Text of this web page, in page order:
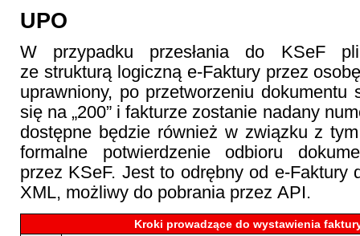
UPO
W przypadku przesłania do KSeF
ze strukturą logiczną e-Faktury przez
uprawniony, po przetworzeniu dokumentu
się na „200” i fakturze zostanie nadany
dostępne będzie również w związku z
formalne potwierdzenie odbioru
przez KSeF. Jest to odrębny od e-Faktury
XML, możliwy do pobrania przez API.
Kroki prowadzące do wystawienia